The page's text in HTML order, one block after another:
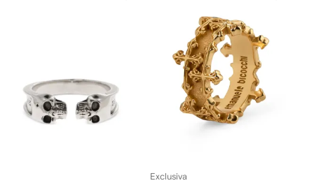
Exclusiva